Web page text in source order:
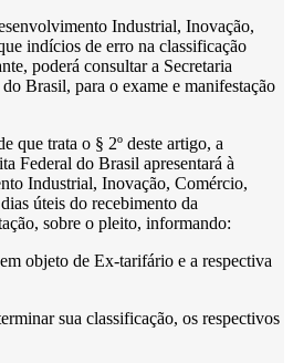
Industrial, Inovação,
indícios de erro na classificação
poderá consultar a Secretaria
Brasil, para o exame e manifestação
que trata o § 2º deste artigo, a
Federal do Brasil apresentará à
Industrial, Inovação, Comércio,
úteis do recebimento da
sobre o pleito, informando:
objeto de Ex-tarifário e a respectiva
sua classificação, os respectivos